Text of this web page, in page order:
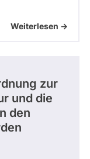
Weiterlesen ->
zur
und die
den